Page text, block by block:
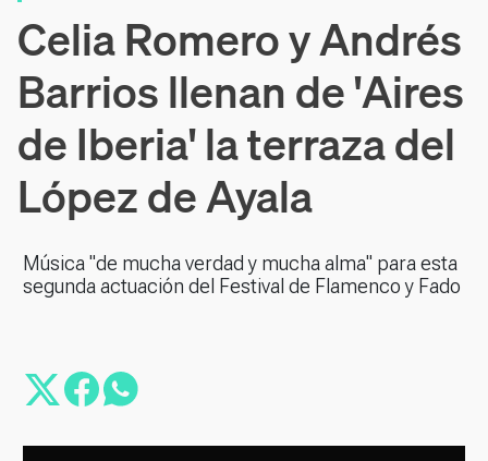
Celia Romero y Andrés
Barrios llenan de 'Aires
de Iberia' la terraza del
López de Ayala
Música "de mucha verdad y mucha alma" para esta
segunda actuación del Festival de Flamenco y Fado